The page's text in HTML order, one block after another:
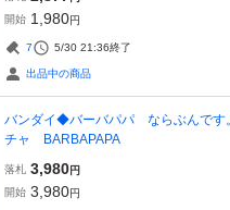
開始 1,980円
7 5/30 21:36終了
出品中の商品
バンダイ◆バーバパパ ならぶんで
チャ BARBAPAPA
落札 3,980円
開始 3,980円